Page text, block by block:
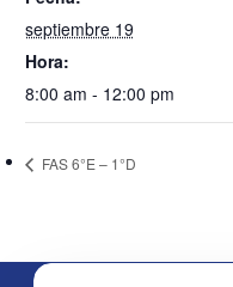
septiembre 19
Hora:
8:00 am - 12:00 pm
FAS 6°E – 1°D